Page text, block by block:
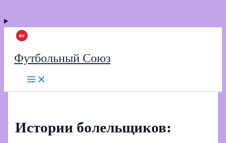
Футбольный Союз
Истории болельщиков: